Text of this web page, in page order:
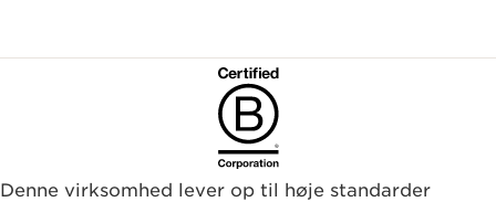
Denne virksomhed lever op til høje standarder